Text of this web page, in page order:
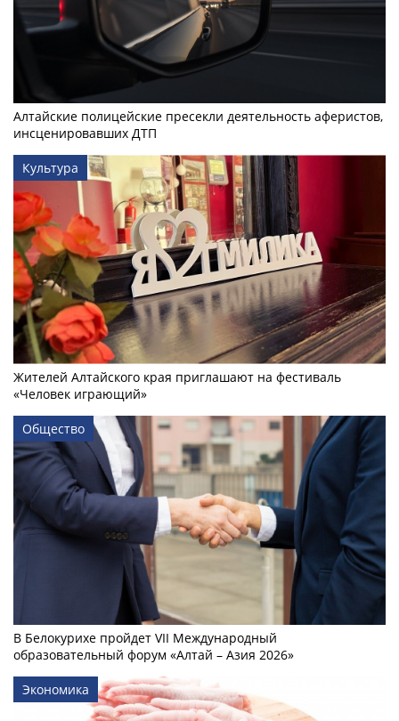
Алтайские полицейские пресекли деятельность аферистов,
инсценировавших ДТП
Культура
Жителей Алтайского края приглашают на фестиваль
«Человек играющий»
Общество
В Белокурихе пройдет VII Международный
образовательный форум «Алтай – Азия 2026»
Экономика